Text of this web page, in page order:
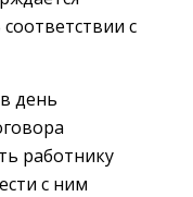
с
день
работнику
с ним